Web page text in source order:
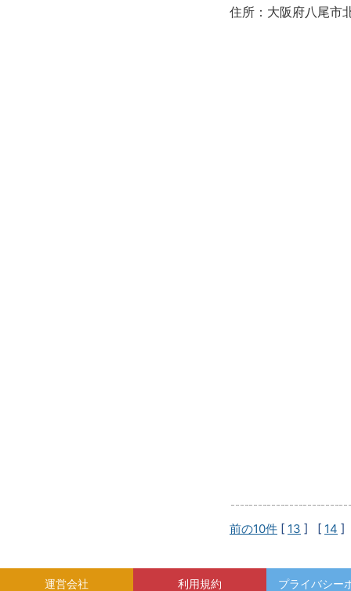
住所：大阪府八尾市
前の10件 [ 13 ] [ 14 ]
運営会社 利用規約 プライバシー